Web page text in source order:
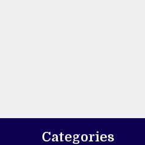
Categories